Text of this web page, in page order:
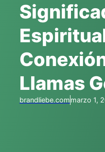
Llamas
brandliebe.commarzo 1,